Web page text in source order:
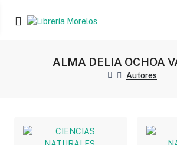
ALMA DELIA OCHOA
Autores